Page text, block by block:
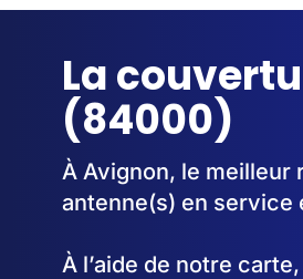
La
(84000)
À Avignon, le meilleur
antenne(s) en service
À l’aide de notre